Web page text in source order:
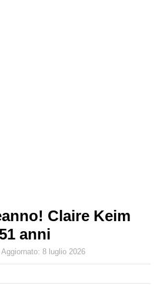
Claire Keim
anni
Aggiornato:8 luglio 2026